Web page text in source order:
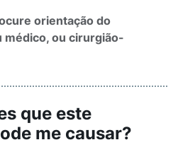
orientação do
médico, ou cirurgião-
que este
me causar?